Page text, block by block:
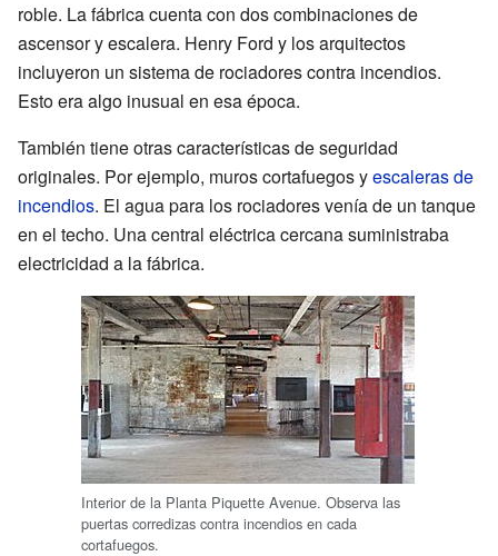
roble. La fábrica cuenta con dos combinaciones de
ascensor y escalera. Henry Ford y los arquitectos
incluyeron un sistema de rociadores contra incendios.
Esto era algo inusual en esa época.
También tiene otras características de seguridad
originales. Por ejemplo, muros cortafuegos yescaleras de
incendios. El agua para los rociadores venía de un tanque
en el techo. Una central eléctrica cercana suministraba
electricidad a la fábrica.
Interior de la Planta Piquette Avenue. Observa las
puertas corredizas contra incendios en cada
cortafuegos.